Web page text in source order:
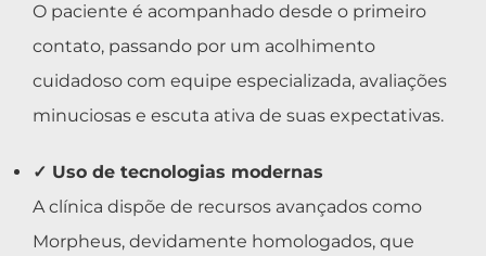
O paciente é acompanhado desde o primeiro
contato, passando por um acolhimento
cuidadoso com equipe especializada, avaliações
minuciosas e escuta ativa de suas expectativas.
✓ Uso de tecnologias modernas
A clínica dispõe de recursos avançados como
Morpheus, devidamente homologados, que